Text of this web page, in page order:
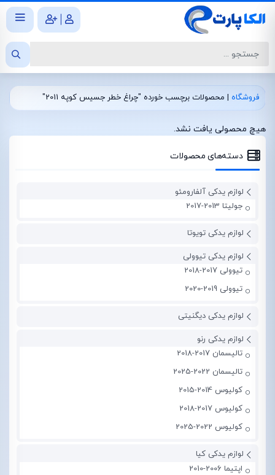
|
فروشگاه | محصولات برچسب خورده "چراغ خطر جسیس کوپه 2011"
هیچ محصولی یافت نشد.
دسته‌های محصولات
لوازم یدکی آلفارومئو
جولیتا 2013-2017
لوازم یدکی تویوتا
لوازم یدکی تیوولی
تیوولی 2017-2018
تیوولی 2019-2020
لوازم یدکی دیگنیتی
لوازم یدکی رنو
تالیسمان 2017-2018
تالیسمان 2022-2025
کولیوس 2014-2015
کولیوس 2017-2018
کولیوس 2022-2025
لوازم یدکی کیا
اپتیما 2006-2010